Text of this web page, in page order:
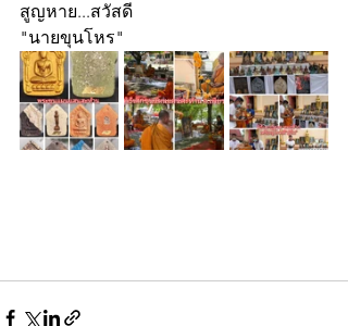
สูญหาย...สวัสดี
"นายขุนโหร"